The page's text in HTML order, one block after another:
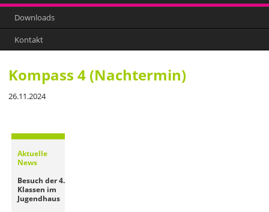
Downloads
Kontakt
Kompass 4 (Nachtermin)
26.11.2024
Aktuelle
News
Besuch der 4.
Klassen im
Jugendhaus